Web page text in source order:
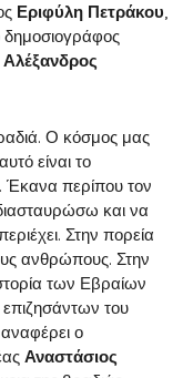
Εριφύλη Πετράκου,
δημοσιογράφος
Αλέξανδρος
Ο κόσμος μας
είναι το
Έκανα περίπου τον
και να
Στην πορεία
ανθρώπους. Στην
των Εβραίων
επιζησάντων του
ο
Αναστάσιος